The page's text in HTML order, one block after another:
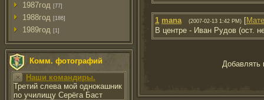
1987год [77]
1988год [186]
1989год [1]
Комм. фотографий
Наши командиры.
Третий слева мой однокашник
по училищу Серёга Баст
1 mana (2007-02-13 1:42 PM) [
В центре - Иван Рудов (ост.
Добавлять